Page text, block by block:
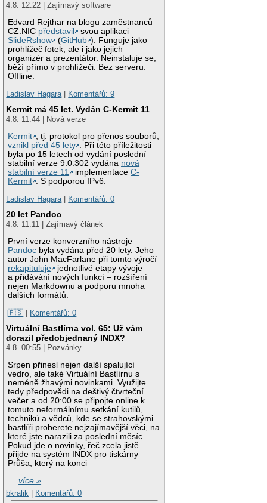
4.8. 12:22 | Zajímavý software
Edvard Rejthar na blogu zaměstnanců
CZ.NIC představil
svou aplikaci
SlideRshow
(GitHub ). Funguje jako
prohlížeč fotek, ale i jako jejich
organizér a prezentátor. Neinstaluje se,
běží přímo v prohlížeči. Bez serveru.
Offline.
Ladislav Hagara | Komentářů: 9
Kermit má 45 let. Vydán C-Kermit 11
4.8. 11:44 | Nová verze
Kermit , tj. protokol pro přenos souborů,
vznikl před 45 lety . Při této příležitosti
byla po 15 letech od vydání poslední
stabilní verze 9.0.302 vydána nová
stabilní verze 11
implementaceC-
Kermit . S podporou IPv6.
Ladislav Hagara | Komentářů: 0
20 let Pandoc
4.8. 11:11 | Zajímavý článek
První verze konverzního nástroje
Pandoc byla vydána před 20 lety. Jeho
autor John MacFarlane při tomto výročí
rekapituluje
jednotlivé etapy vývoje
a přidávání nových funkcí – rozšíření
nejen Markdownu a podporu mnoha
dalších formátů.
|🇵🇸 | Komentářů: 0
Virtuální Bastlírna vol. 65: Už vám
dorazil předobjednaný INDX?
4.8. 00:55 | Pozvánky
Srpen přinesl nejen další spalující
vedro, ale také Virtuální Bastlírnu s
neméně žhavými novinkami. Využijte
tedy předpovědi na deštivý čtvrteční
večer a od 20:00 se připojte online k
tomuto neformálnímu setkání kutilů,
techniků a vědců, kde se strahovskými
bastlíři proberete nejzajímavější věci, na
které jste narazili za poslední měsíc.
Pokud jde o novinky, řeč zcela jistě
přijde na systém INDX pro tiskárny
Průša, který na konci
…více »
bkralik
Komentářů: 0